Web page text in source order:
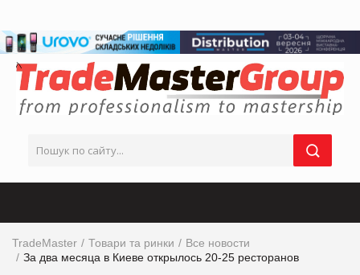
TradeMaster Товари та ринки
Все новости
За два месяца в Киеве открылось 20-25 ресторанов